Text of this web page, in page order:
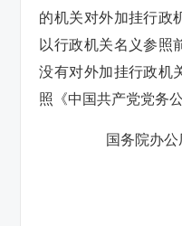
的机关对外加挂行政
以行政机关名义参照
没有对外加挂行政机
照《中国共产党党务
国务院办